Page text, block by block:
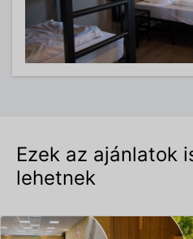
Ezek az ajánlatok
lehetnek